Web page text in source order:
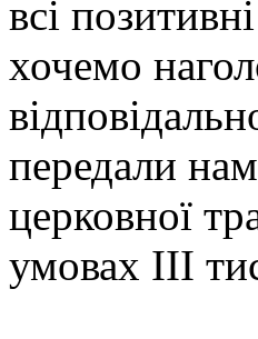
всі
хочемо
передали
церковної
умовах ІІІ